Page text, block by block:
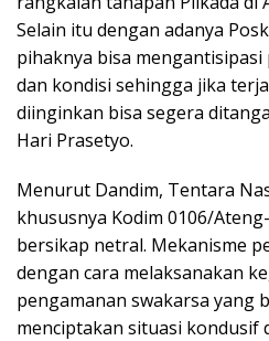
Selain itu dengan adanya
pihaknya bisa
dan kondisi sehingga jika
diinginkan bisa segera
Hari Prasetyo.
Menurut Dandim, Tentara
khususnya Kodim 0106/
bersikap netral. Mekanisme
dengan cara melaksanakan
pengamanan swakarsa yang
menciptakan situasi kondusif